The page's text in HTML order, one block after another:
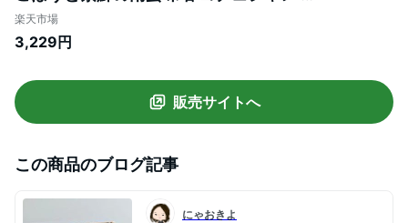
発酵の町 朽木の森 10％Iam テンパーセン
トアイアム 次世代漬物 発酵食品 乳酸菌 無
フト プレゼント《冷蔵便で配送可／常温
便・冷凍便は配送不可》
楽天市場
3,229円
販売サイトへ
この商品のブログ記事
にゃおきよ